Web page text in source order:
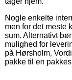
Nogle enkelte
men for det meste
sum. Alternativt
mulighed for
på Hørsholm,
pakke til en